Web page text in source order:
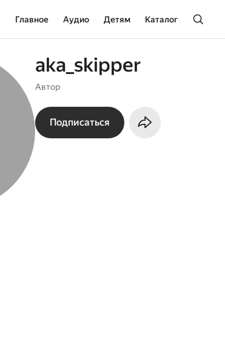
Главное Аудио Детям Каталог
aka_skipper
Автор
Подписаться